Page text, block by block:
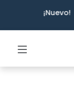
¡Nuevo!